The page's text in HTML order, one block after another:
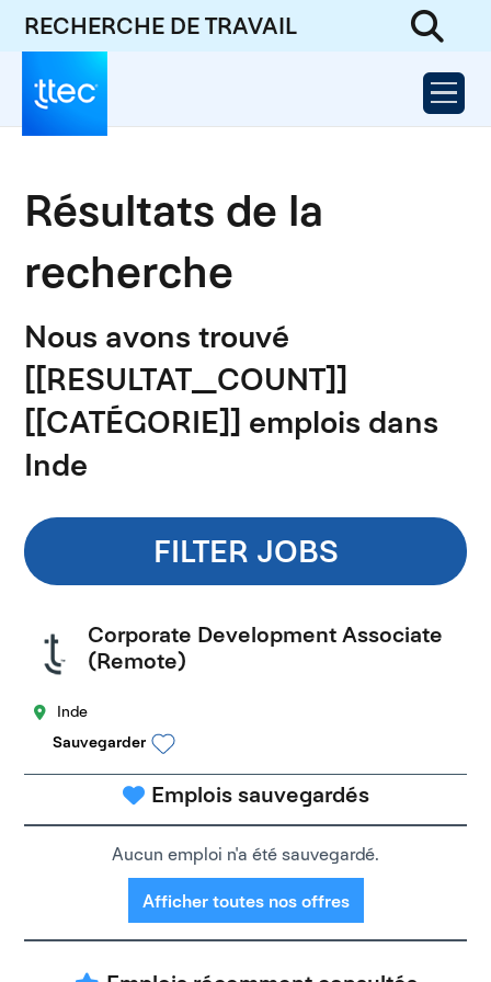
RECHERCHE DE TRAVAIL
Résultats de la
recherche
Nous avons trouvé
[[RESULTAT_COUNT]]
[[CATÉGORIE]] emplois dans
Inde
FILTER JOBS
Corporate Development Associate
(Remote)
Inde
Sauvegarder
Emplois sauvegardés
Aucun emploi n'a été sauvegardé.
Afficher toutes nos offres